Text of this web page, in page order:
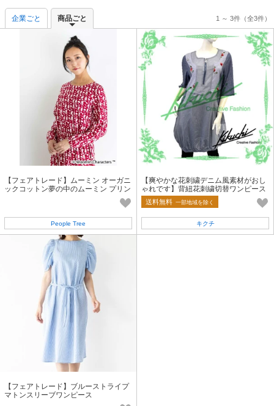
企業ごと 商品ごと 1 ～ 3件（全3件）
【フェアトレード】ムーミン オーガニ
ックコットン夢の中のムーミン プリン
People Tree
【爽やかな花刺繍デニム風素材がおし
ゃれです】背紐花刺繍切替ワンピース
送料無料 一部地域を除く
キクチ
【フェアトレード】ブルーストライプ
マトンスリーブワンピース